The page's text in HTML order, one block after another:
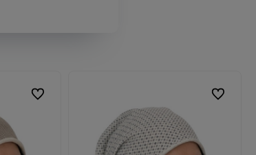
Do ulubionych
Do ulubionych Do
Do